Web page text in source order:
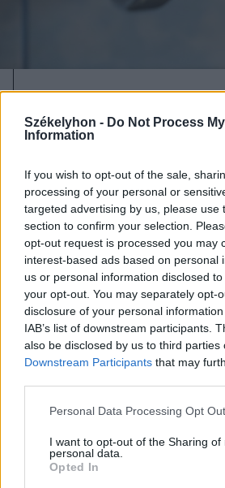
Székelyhon - Do Not Process
Information
If you wish to opt-out of the sale,
processing of your personal or
targeted advertising by us, please use
section to confirm your selection.
opt-out request is processed you may
interest-based ads based on personal
us or personal information disclosed
your opt-out. You may separately opt-
disclosure of your personal
IAB’s list of downstream participants.
also be disclosed by us to third parties
Downstream Participants that may
Personal Data Processing Opt
I want to opt-out of the Sharing of
personal data.
Opted In
2026. augusztus 03., hétfő
Vízszünetre kell
Gyergyószentmiklós
2026. augusztus 02., vasárnap